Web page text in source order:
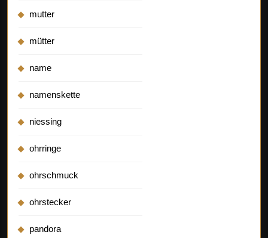
mutter
mütter
name
namenskette
niessing
ohrringe
ohrschmuck
ohrstecker
pandora